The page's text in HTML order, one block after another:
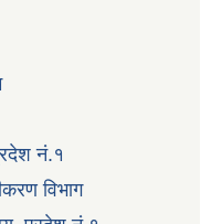
नं.१
विभाग